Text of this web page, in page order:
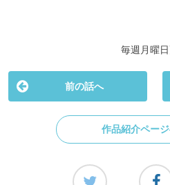
毎週月曜
前の話へ
作品紹介ペー